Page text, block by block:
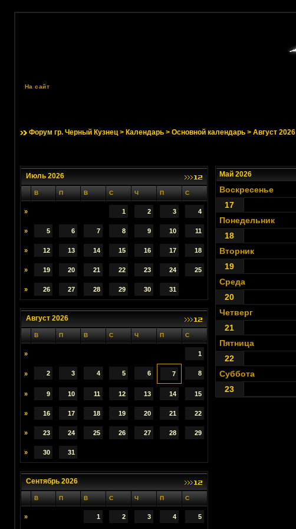
На сайт
Форум гр. Черный Кузнец> Календарь> Основной календарь> Август 2026
Июль 2026
В П В С Ч П С
» 1 2 3 4
» 5 6 7 8 9 10 11
» 12 13 14 15 16 17 18
» 19 20 21 22 23 24 25
» 26 27 28 29 30 31
Август 2026
В П В С Ч П С
» 1
» 2 3 4 5 6 7 8
» 9 10 11 12 13 14 15
» 16 17 18 19 20 21 22
» 23 24 25 26 27 28 29
» 30 31
Сентябрь 2026
В П В С Ч П С
» 1 2 3 4 5
Май 2026
Воскресенье
17
Понедельник
18
Вторник
19
Среда
20
Четверг
21
Пятница
22
Суббота
23